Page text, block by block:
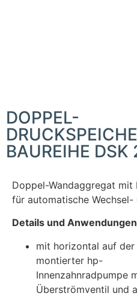
DOPPEL-
BAUREIHE DSK
Doppel-Wandaggregat mit
für automatische
Details und
mit horizontal auf der
montierter hp-
Innenzahnradpumpe
Überströmventil und